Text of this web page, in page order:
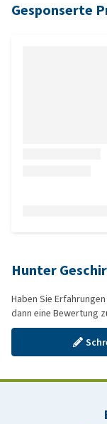
Gesponserte
Hunter
Haben Sie
dann eine Bewertung